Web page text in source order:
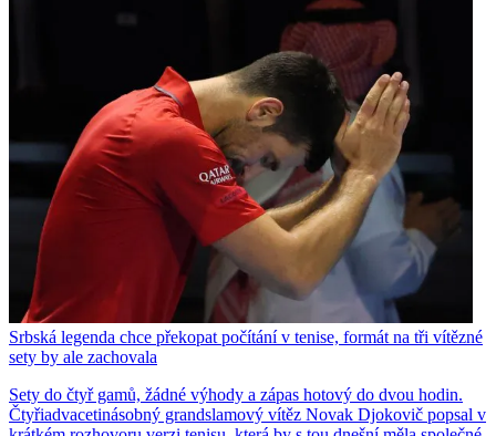
Srbská legenda chce překopat počítání v tenise, formát na tři vítězné
sety by ale zachovala
Sety do čtyř gamů, žádné výhody a zápas hotový do dvou hodin.
Čtyřiadvacetinásobný grandslamový vítěz Novak Djokovič popsal v